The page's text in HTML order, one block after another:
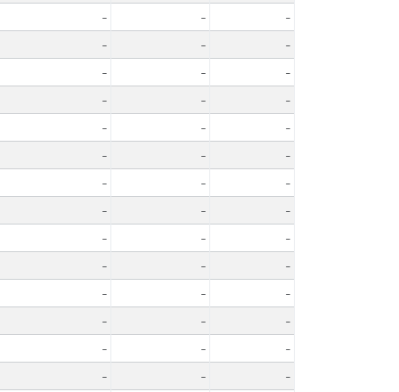
- -
-
- -
-
- -
-
- -
-
- -
-
- -
-
- -
-
- -
-
- -
-
- -
-
- -
-
- -
-
- -
-
- -
-